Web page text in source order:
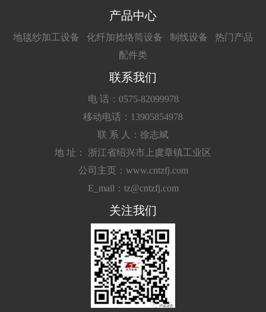
产品中心
地毯纱加工设备 化纤加捻络筒设备 制线设备
热门产品
配件类
联系我们
电 话：0575-82099978
移动电话：13905854978
联 系 人：徐志斌
地 址： 浙江省绍兴市上虞章镇工业区
公司主页：www.cntzfj.com
E_mail：tz@cntzfj.com
关注我们